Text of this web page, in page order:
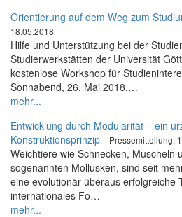
Orientierung auf dem Weg zum
18.05.2018
Hilfe und Unterstützung bei der
Studierwerkstätten der Universität
kostenlose Workshop für
Sonnabend, 26. Mai 2018,…
mehr...
Entwicklung durch Modularität – ein
Konstruktionsprinzip - Pressemitteilung,
Weichtiere wie Schnecken, Muscheln
sogenannten Mollusken, sind seit
eine evolutionär überaus erfolgreiche
internationales Fo…
mehr...